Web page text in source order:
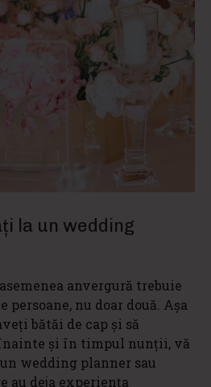
la un wedding
anvergură trebuie
persoane, nu doar două. Așa
bătăi de cap și să
și în timpul nunții, vă
wedding planner sau
au deja experiența